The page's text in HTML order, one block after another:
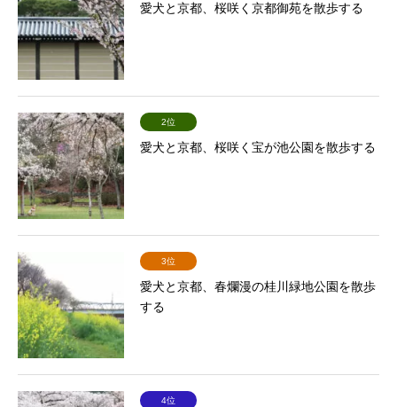
愛犬と京都、桜咲く京都御苑を散歩する
2位
愛犬と京都、桜咲く宝が池公園を散歩する
3位
愛犬と京都、春爛漫の桂川緑地公園を散歩
する
4位